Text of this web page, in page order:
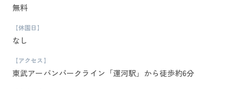
無料
【休園日】
なし
【アクセス】
東武アーバンパークライン「運河駅」から徒歩約6分